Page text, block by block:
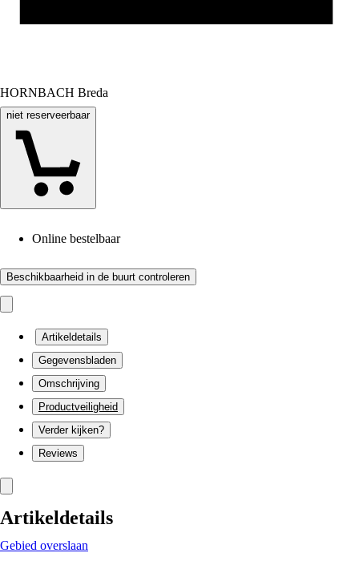
HORNBACH Breda
niet reserveerbaar
Online bestelbaar
Beschikbaarheid in de buurt controleren
Artikeldetails
Gegevensbladen
Omschrijving
Productveiligheid
Verder kijken?
Reviews
Artikeldetails
Gebied overslaan